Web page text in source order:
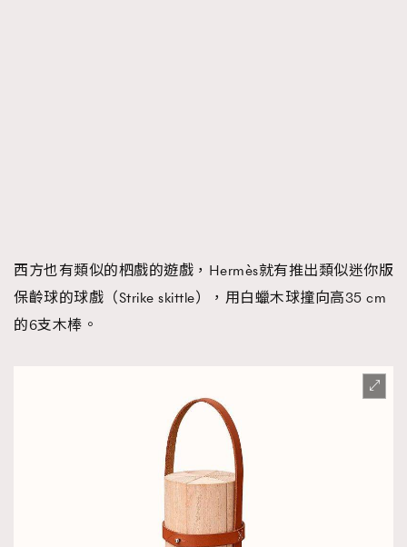
西方也有類似的柶戲的遊戲，Hermès就有推出類似迷你版
保齡球的球戲（Strike skittle），用白蠟木球撞向高35 cm
的6支木棒。